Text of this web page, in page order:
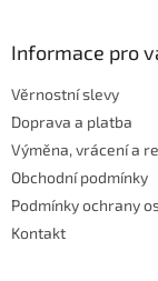
Informace pro
Věrnostní slevy
Doprava a platba
Výměna, vrácení a
Obchodní podmínky
Podmínky ochrany
Kontakt